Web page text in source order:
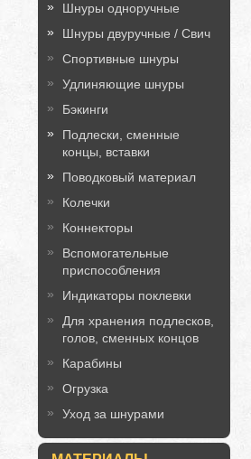
Шнуры одноручные
Шнуры двуручные / Свич
Спортивные шнуры
Удлиняющие шнуры
Бэкинги
Подлески, сменные
концы, вставки
Поводковый материал
Колечки
Коннекторы
Вспомогательные
приспособления
Индикаторы поклевки
Для хранения подлесков,
голов, сменных концов
Карабины
Огрузка
Уход за шнурами